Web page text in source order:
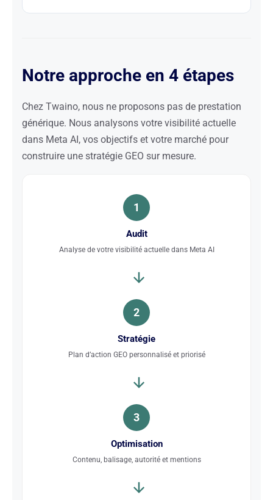
Notre approche en 4 étapes
Chez Twaino, nous ne proposons pas de prestation
générique. Nous analysons votre visibilité actuelle
dans Meta AI, vos objectifs et votre marché pour
construire une stratégie GEO sur mesure.
1
Audit
Analyse de votre visibilité actuelle dans Meta AI
2
Stratégie
Plan d’action GEO personnalisé et priorisé
3
Optimisation
Contenu, balisage, autorité et mentions